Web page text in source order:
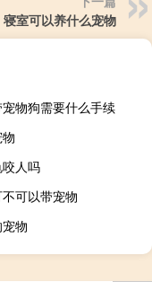
寝室可以养什么宠物
物狗需要什么手续
人吗
可以带宠物
物